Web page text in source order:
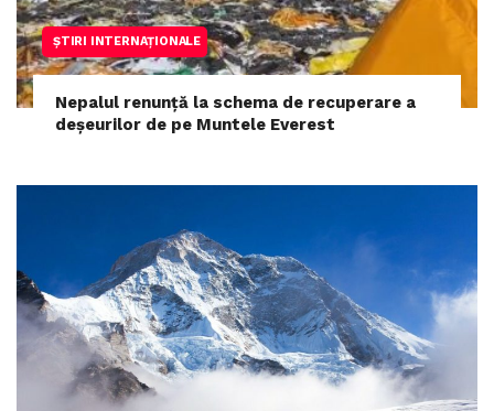
ȘTIRI INTERNAȚIONALE
Nepalul renunță la schema de recuperare a
deșeurilor de pe Muntele Everest